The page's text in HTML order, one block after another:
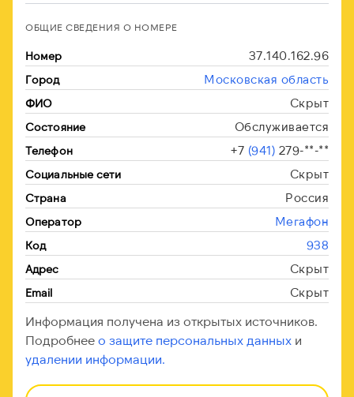
ОБЩИЕ СВЕДЕНИЯ О НОМЕРЕ
Номер 37.140.162.96
Город Московская область
ФИО Скрыт
Состояние Обслуживается
Телефон +7 (941) 279-**-**
Социальные сети Скрыт
Страна Россия
Оператор Мегафон
Код 938
Адрес Скрыт
Email Скрыт
Информация получена из открытых источников.
Подробнее о защите персональных данных и
удалении информации.